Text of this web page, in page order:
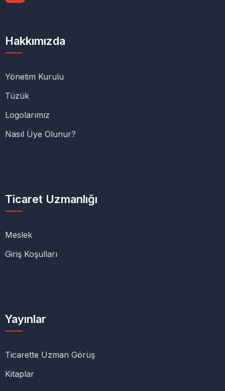
Hakkımızda
Yönetim Kurulu
Tüzük
Logolarımız
Nasıl Üye Olunur?
Ticaret Uzmanlığı
Meslek
Giriş Koşulları
Yayınlar
Ticarette Uzman Görüş
Kitaplar